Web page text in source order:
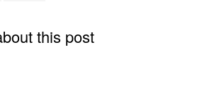
this post